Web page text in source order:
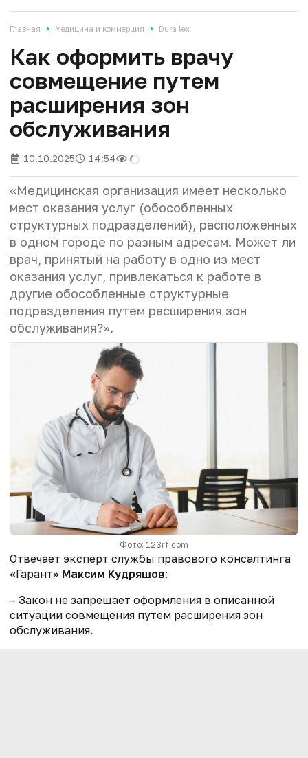
Главная • Медицина и коммерция • Dura lex
Как оформить врачу
совмещение путем
расширения зон
обслуживания
10.10.2025 14:54
«Медицинская организация имеет несколько
мест оказания услуг (обособленных
структурных подразделений), расположенных
в одном городе по разным адресам. Может ли
врач, принятый на работу в одно из мест
оказания услуг, привлекаться к работе в
другие обособленные структурные
подразделения путем расширения зон
обслуживания?».
Фото: 123rf.com
Отвечает эксперт службы правового консалтинга
«Гарант» Максим Кудряшов:
– Закон не запрещает оформления в описанной
ситуации совмещения путем расширения зон
обслуживания.